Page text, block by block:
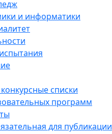
и информатики
списки
программ
для публикации